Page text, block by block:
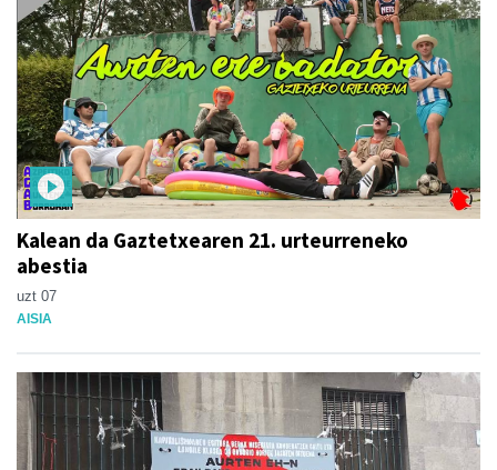
Kalean da Gaztetxearen 21. urteurreneko
abestia
uzt 07
AISIA